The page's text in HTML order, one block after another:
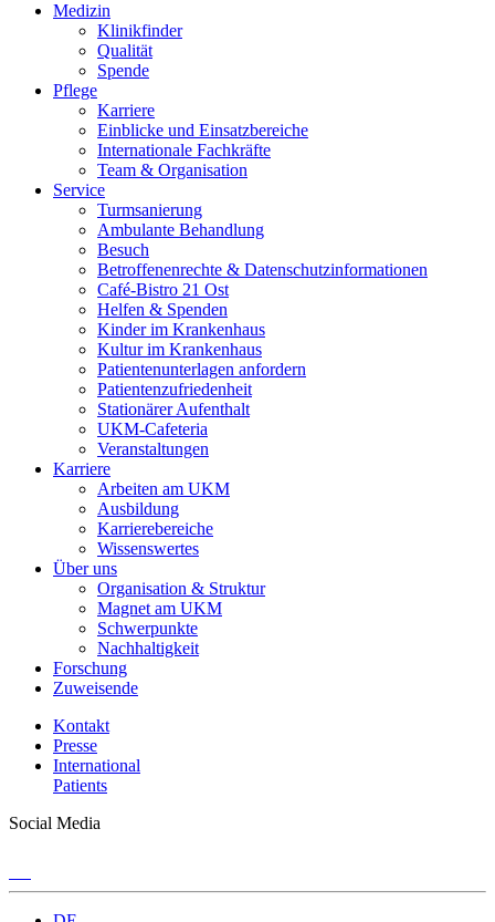
Medizin
Klinikfinder
Qualität
Spende
Pflege
Karriere
Einblicke und Einsatzbereiche
Internationale Fachkräfte
Team & Organisation
Service
Turmsanierung
Ambulante Behandlung
Besuch
Betroffenenrechte & Datenschutzinformationen
Café-Bistro 21 Ost
Helfen & Spenden
Kinder im Krankenhaus
Kultur im Krankenhaus
Patientenunterlagen anfordern
Patientenzufriedenheit
Stationärer Aufenthalt
UKM-Cafeteria
Veranstaltungen
Karriere
Arbeiten am UKM
Ausbildung
Karrierebereiche
Wissenswertes
Über uns
Organisation & Struktur
Magnet am UKM
Schwerpunkte
Nachhaltigkeit
Forschung
Zuweisende
Kontakt
Presse
International
Patients
Social Media